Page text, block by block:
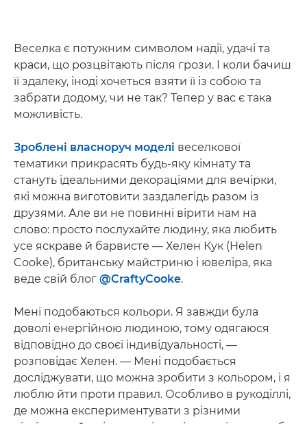
Веселка є потужним символом надії, удачі та
краси, що розцвітають після грози. І коли бачиш
її здалеку, іноді хочеться взяти її із собою та
забрати додому, чи не так? Тепер у вас є така
можливість.
Зроблені власноруч моделі веселкової
тематики прикрасять будь-яку кімнату та
стануть ідеальними декораціями для вечірки,
які можна виготовити заздалегідь разом із
друзями. Але ви не повинні вірити нам на
слово: просто послухайте людину, яка любить
усе яскраве й барвисте — Хелен Кук (Helen
Cooke), британську майстриню і ювеліра, яка
веде свій блог @CraftyCooke.
Мені подобаються кольори. Я завжди була
доволі енергійною людиною, тому одягаюся
відповідно до своєї індивідуальності, —
розповідає Хелен. — Мені подобається
досліджувати, що можна зробити з кольором, і я
люблю йти проти правил. Особливо в рукоділлі,
де можна експериментувати з різними